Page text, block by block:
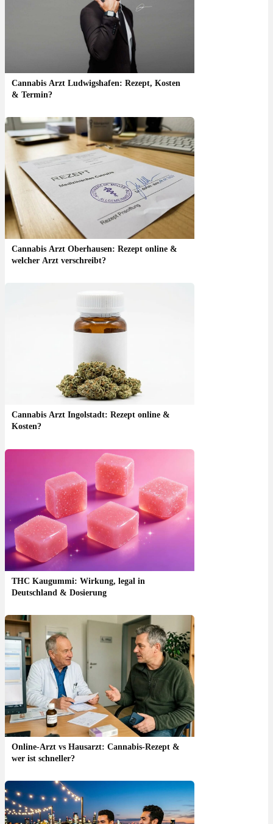
Cannabis Arzt Ludwigshafen: Rezept, Kosten
& Termin?
Cannabis Arzt Oberhausen: Rezept online &
welcher Arzt verschreibt?
Cannabis Arzt Ingolstadt: Rezept online &
Kosten?
THC Kaugummi: Wirkung, legal in
Deutschland & Dosierung
Online-Arzt vs Hausarzt: Cannabis-Rezept &
wer ist schneller?